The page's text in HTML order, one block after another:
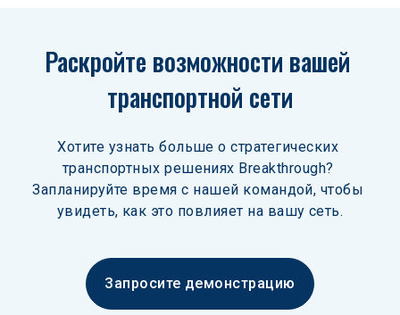
Раскройте возможности вашей
транспортной сети
Хотите узнать больше о стратегических
транспортных решениях Breakthrough?
Запланируйте время с нашей командой, чтобы
увидеть, как это повлияет на вашу сеть.
Запросите демонстрацию